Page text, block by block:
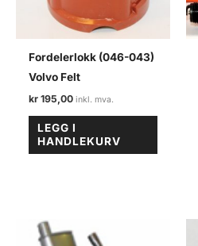
Fordelerlokk (046-043)
Volvo Felt
kr 195,00
LEGG I
HANDLEKURV